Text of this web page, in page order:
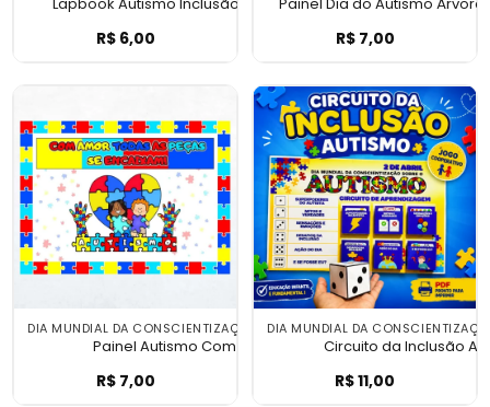
Lapbook Autismo Inclusão e Respeito
R$6,00 Painel Dia do
R$7,00
DIA MUNDIAL DA CONSCIENTIZAÇÃO DO AUTISMO
Painel Autismo Com Amor
Painel Autismo Com Amor
R$7,00
DIA MUNDIAL DA
Circuito da Inclusão
Circuito da
R$11,00